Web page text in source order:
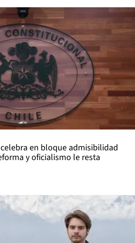
en bloque admisibilidad
y oficialismo le resta